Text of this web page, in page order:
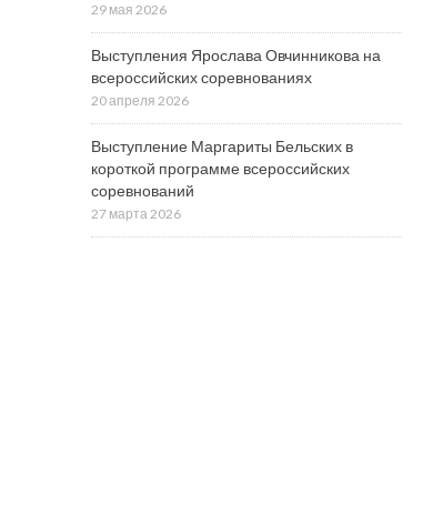
29 мая 2026
Выступления Ярослава Овчинникова на
всероссийских соревнованиях
20 апреля 2026
Выступление Маргариты Бельских в
короткой программе всероссийских
соревнований
27 марта 2026